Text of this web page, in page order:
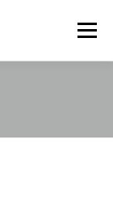
メニュ